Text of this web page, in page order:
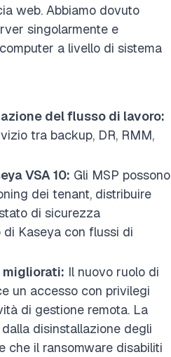
web. Abbiamo dovuto
singolarmente e
a livello di sistema
del flusso di lavoro:
tra backup, DR, RMM,
VSA 10: Gli MSP possono
dei tenant, distribuire
di sicurezza
Kaseya con flussi di
migliorati: Il nuovo ruolo di
un accesso con privilegi
di gestione remota. La
disinstallazione degli
che il ransomware disabiliti